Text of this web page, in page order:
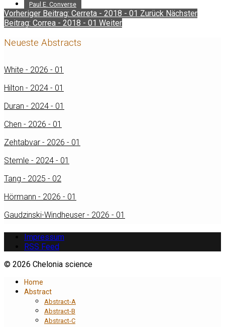
Paul E. Converse
Vorheriger Beitrag: Cerreta - 2018 - 01 Zurück Nächster
Beitrag: Correa - 2018 - 01 Weiter
Neueste Abstracts
White - 2026 - 01
Hilton - 2024 - 01
Duran - 2024 - 01
Chen - 2026 - 01
Zehtabvar - 2026 - 01
Stemle - 2024 - 01
Tang - 2025 - 02
Hörmann - 2026 - 01
Gaudzinski-Windheuser - 2026 - 01
Impressum
RSS Feed
© 2026 Chelonia science
Home
Abstract
Abstract-A
Abstract-B
Abstract-C